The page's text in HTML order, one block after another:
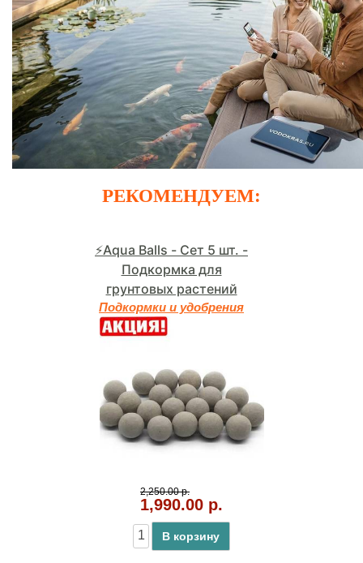
РЕКОМЕНДУЕМ:
⚡Aqua Balls - Сет 5 шт. -
Подкормка для
грунтовых растений
Подкормки и удобрения
2,250.00 р.
1,990.00 р.
В корзину